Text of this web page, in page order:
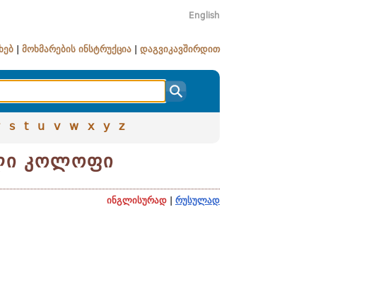
English
მოხმარების ინსტრუქცია დაგვიკავშირდით
s t u v w x y z
კოლოფი
ინგლისურად
რუსულად